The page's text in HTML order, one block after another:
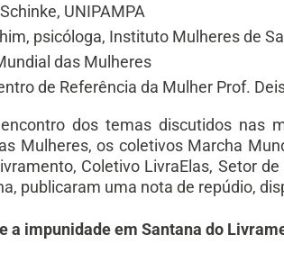
UNIPAMPA
psicóloga, Instituto Mulheres de
das Mulheres
de Referência da Mulher Prof.
dos temas discutidos nas
Mulheres, os coletivos Marcha
Coletivo LivraElas, Setor
publicaram uma nota de repúdio,
a impunidade em Santana do